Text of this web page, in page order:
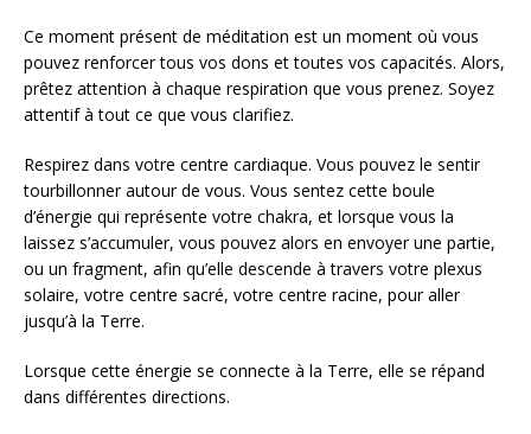
Ce moment présent de méditation est un moment où vous
pouvez renforcer tous vos dons et toutes vos capacités. Alors,
prêtez attention à chaque respiration que vous prenez. Soyez
attentif à tout ce que vous clarifiez.
Respirez dans votre centre cardiaque. Vous pouvez le sentir
tourbillonner autour de vous. Vous sentez cette boule
d’énergie qui représente votre chakra, et lorsque vous la
laissez s’accumuler, vous pouvez alors en envoyer une partie,
ou un fragment, afin qu’elle descende à travers votre plexus
solaire, votre centre sacré, votre centre racine, pour aller
jusqu’à la Terre.
Lorsque cette énergie se connecte à la Terre, elle se répand
dans différentes directions.